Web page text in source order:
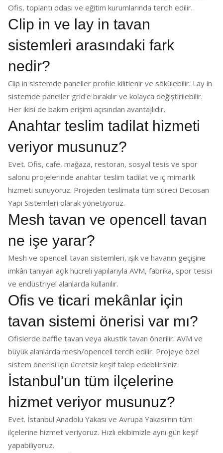
Ofis, toplantı odası ve eğitim kurumlarında tercih edilir.
Clip in ve lay in tavan
sistemleri arasındaki fark
nedir?
Clip in sistemde paneller profile kilitlenir ve sökülebilir. Lay in
sistemde paneller grid'e bırakılır ve kolayca değiştirilebilir.
Her ikisi de bakım erişimi açısından avantajlıdır.
Anahtar teslim tadilat hizmeti
veriyor musunuz?
Evet. Ofis, cafe, mağaza, restoran, sosyal tesis ve spor
salonu projelerinde anahtar teslim tadilat ve iç mimarlık
hizmeti sunuyoruz. Projeden teslimata tüm süreci Decosan
Yapı Sistemleri olarak yönetiyoruz.
Mesh tavan ve opencell tavan
ne işe yarar?
Mesh ve opencell tavan sistemleri, ışık ve havanın geçişine
imkân tanıyan açık hücreli yapılarıyla AVM, fabrika, spor tesisi
ve endüstriyel alanlarda kullanılır.
Ofis ve ticari mekânlar için
tavan sistemi önerisi var mı?
Ofislerde baffle tavan veya akustik tavan önerilir. AVM ve
büyük alanlarda mesh/opencell tercih edilir. Projeye özel
sistem önerisi için ücretsiz keşif talep edebilirsiniz.
İstanbul'un tüm ilçelerine
hizmet veriyor musunuz?
Evet. İstanbul Anadolu Yakası ve Avrupa Yakası'nın tüm
ilçelerine hizmet veriyoruz. Hızlı ekibimizle aynı gün keşif
yapabiliyoruz.